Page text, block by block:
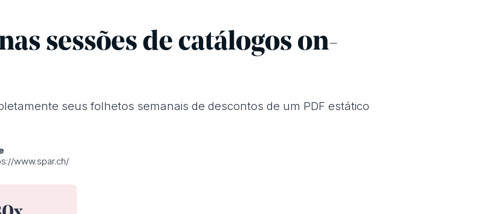
sessões de catálogos on-
seus folhetos semanais de descontos de um PDF estático
www.spar.ch/